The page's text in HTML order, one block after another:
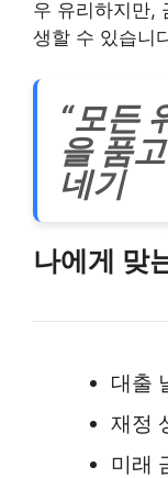
우 유리하지만,
생할 수 있습니
“모든
을 품
네기
나에게 맞
대출
재정
미래